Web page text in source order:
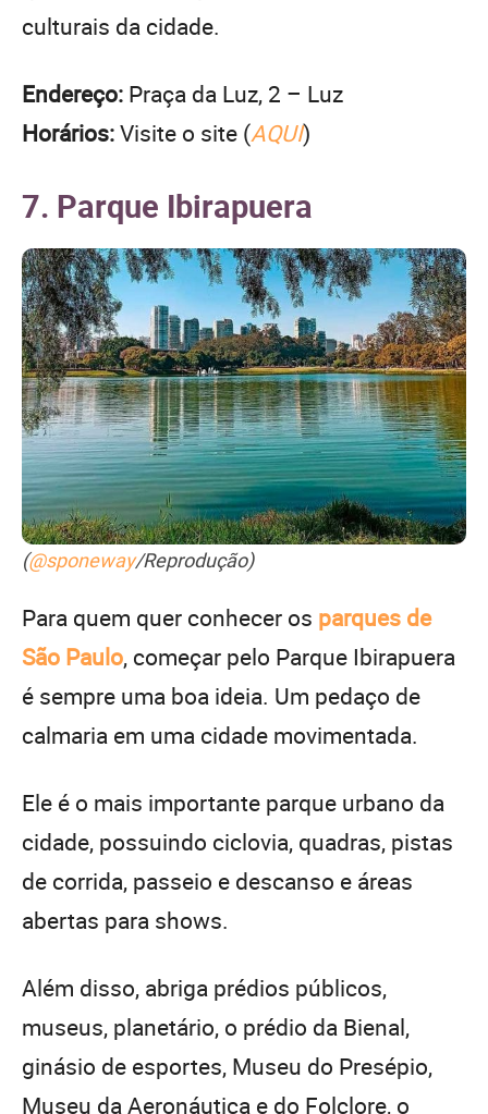
culturais da cidade.
Endereço: Praça da Luz, 2 – Luz
Horários:Visite o site (AQUI)
7. Parque Ibirapuera
(@sponeway/Reprodução)
Para quem quer conhecer os parques de
São Paulo, começar pelo Parque Ibirapuera
é sempre uma boa ideia. Um pedaço de
calmaria em uma cidade movimentada.
Ele é o mais importante parque urbano da
cidade, possuindo ciclovia, quadras, pistas
de corrida, passeio e descanso e áreas
abertas para shows.
Além disso, abriga prédios públicos,
museus, planetário, o prédio da Bienal,
ginásio de esportes, Museu do Presépio,
Museu da Aeronáutica e do Folclore, o